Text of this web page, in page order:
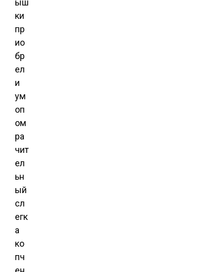
ки
пр
ио
бр
ел
и
ум
оп
ом
ра
чит
ел
ьн
ый
сл
егк
а
ко
пч